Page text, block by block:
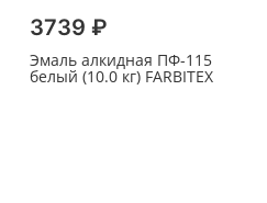
3739 ₽
Эмаль алкидная ПФ-115
белый (10.0 кг) FARBITEX